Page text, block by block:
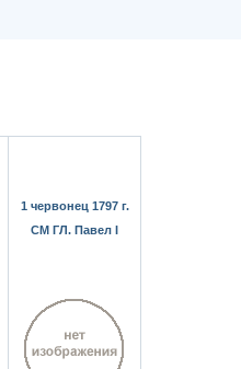
1 червонец 1797 г.
СМ ГЛ. Павел I